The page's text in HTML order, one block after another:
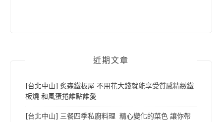
近期文章
[台北中山] 炙森鐵板屋 不用花大錢就能享受質感精緻鐵
板燒 和風蛋捲誰點誰愛
[台北中山] 三餐四季私廚料理 精心變化的菜色 讓你帶